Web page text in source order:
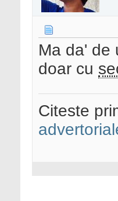
Ma da' de
doar cu
Citeste